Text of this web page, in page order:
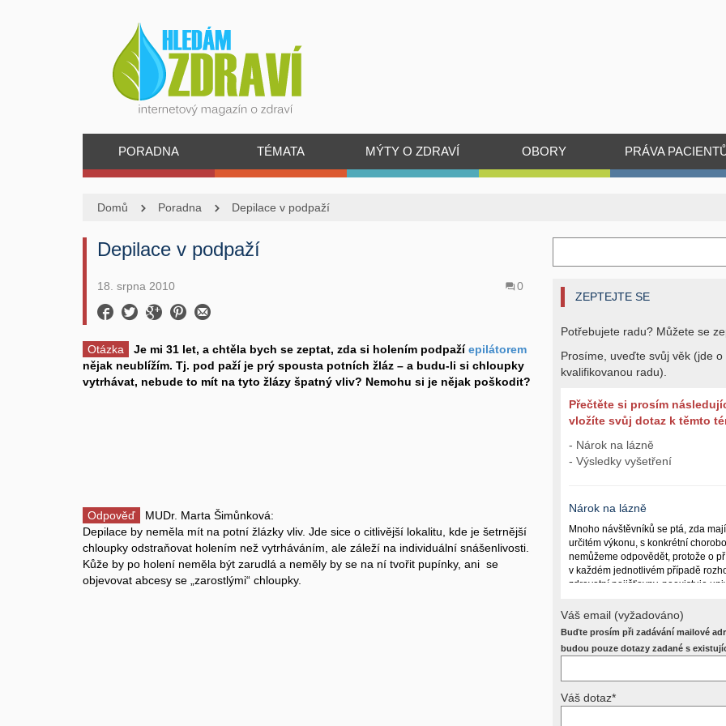
PORADNA TÉMATA MÝTY O ZDRAVÍ OBORY PRÁVA
Domů Poradna Depilace v podpaží
Depilace v podpaží
18. srpna 2010 0
Otázka Je mi 31 let, a chtěla bych se zeptat, zda si holením podpažíepilátorem
nějak neublížím. Tj. pod paží je prý spousta potních žláz – a budu-li si chloupky
vytrhávat, nebude to mít na tyto žlázy špatný vliv? Nemohu si je nějak poškodit?
Odpověď
MUDr. Marta Šimůnková:
Depilace by neměla mít na potní žlázky vliv. Jde sice o citlivější lokalitu, kde je šetrnější
chloupky odstraňovat holením než vytrháváním, ale záleží na individuální snášenlivosti.
Kůže by po holení neměla být zarudlá a neměly by se na ní tvořit pupínky, ani se
objevovat abcesy se „zarostlými“ chloupky.
ZEPTEJTE SE
Potřebujete radu? Můžete se
Prosíme, uveďte svůj věk (jde
kvalifikovanou radu).
Přečtěte si prosím
vložíte svůj dotaz k těmto
- Nárok na lázně
- Výsledky vyšetření
Nárok na lázně
Mnoho návštěvníků se ptá, zda mají
určitém výkonu, s konkrétní
nemůžeme odpovědět, protože o
v každém jednotlivém případě
zdravotní pojišťovny, neexistuje
(kuřáctví, inkontinence), funkčním
dalších zdravotních okolnostech.
Požádejte svého ošetřujícího
Váš email (vyžadováno)
Buďte prosím při zadávání mailové
budou pouze dotazy zadané s
Váš dotaz*